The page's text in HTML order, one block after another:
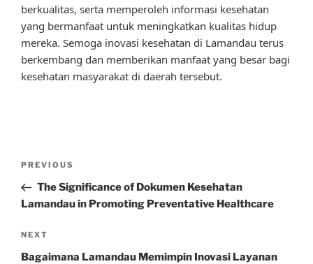
berkualitas, serta memperoleh informasi kesehatan
yang bermanfaat untuk meningkatkan kualitas hidup
mereka. Semoga inovasi kesehatan di Lamandau terus
berkembang dan memberikan manfaat yang besar bagi
kesehatan masyarakat di daerah tersebut.
Previous
Post
PREVIOUS
The Significance of Dokumen Kesehatan
Lamandau in Promoting Preventative Healthcare
Next
Post
NEXT
Bagaimana Lamandau Memimpin Inovasi Layanan